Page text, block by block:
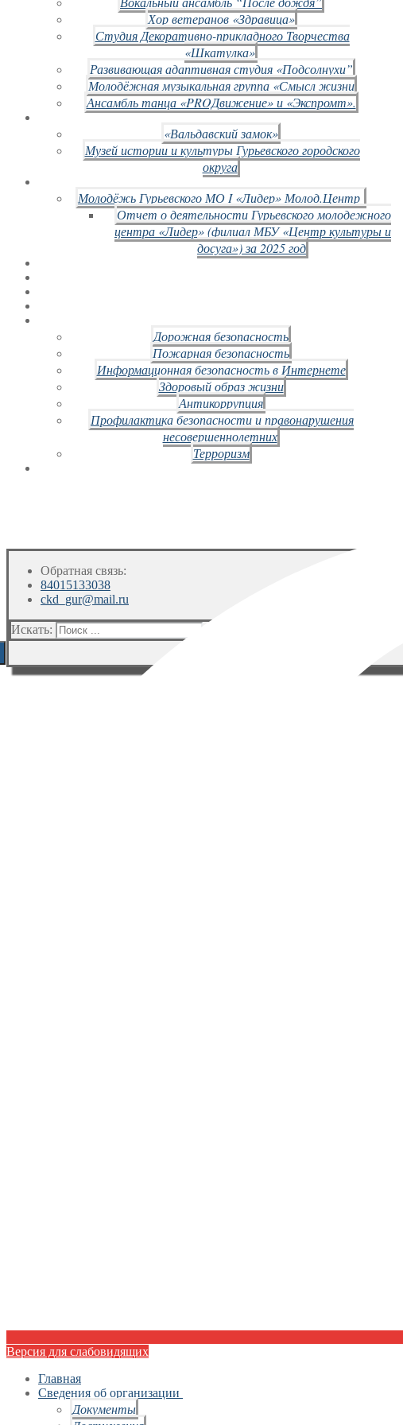
Хор ветеранов «Здравица»
Студия Декоративно-прикладного Творчества
«Шкатулка»
Развивающая адаптивная студия «Подсолнухи”
Молодёжная музыкальная группа «Смысл жизни
Ансамбль танца «PROДвижение» и «Экспромт».
«Вальдавский замок»
Музей истории и культуры Гурьевского городского
округа
Молодёжь Гурьевского МО I «Лидер» Молод.Центр
Отчет о деятельности Гурьевского молодежного
центра «Лидер» (филиал МБУ «Центр культуры и
досуга») за 2025 год
Дорожная безопасность
Пожарная безопасность
Информационная безопасность в Интернете
Здоровый образ жизни
Антикоррупция
Профилактика безопасности и правонарушения
несовершеннолетних
Терроризм
Обратная связь:
84015133038
ckd_gur@mail.ru
Искать:
Версия для слабовидящих
Главная
Сведения об организации
Документы